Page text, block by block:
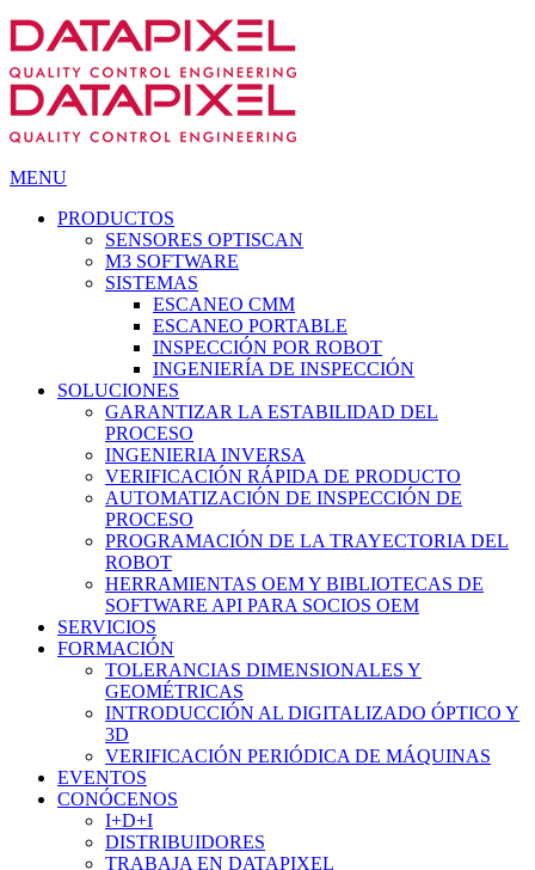
MENU
PRODUCTOS
SENSORES OPTISCAN
M3 SOFTWARE
SISTEMAS
ESCANEO CMM
ESCANEO PORTABLE
INSPECCIÓN POR ROBOT
INGENIERÍA DE INSPECCIÓN
SOLUCIONES
GARANTIZAR LA ESTABILIDAD DEL
PROCESO
INGENIERIA INVERSA
VERIFICACIÓN RÁPIDA DE PRODUCTO
AUTOMATIZACIÓN DE INSPECCIÓN DE
PROCESO
PROGRAMACIÓN DE LA TRAYECTORIA DEL
ROBOT
HERRAMIENTAS OEM Y BIBLIOTECAS DE
SOFTWARE API PARA SOCIOS OEM
SERVICIOS
FORMACIÓN
TOLERANCIAS DIMENSIONALES Y
GEOMÉTRICAS
INTRODUCCIÓN AL DIGITALIZADO ÓPTICO Y
3D
VERIFICACIÓN PERIÓDICA DE MÁQUINAS
EVENTOS
CONÓCENOS
I+D+I
DISTRIBUIDORES
TRABAJA EN DATAPIXEL